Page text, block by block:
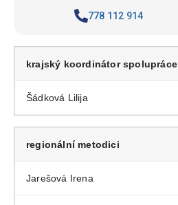
778 112 914
krajský koordinátor spolupráce
Šádková Lilija
regionální metodici
Jarešová Irena